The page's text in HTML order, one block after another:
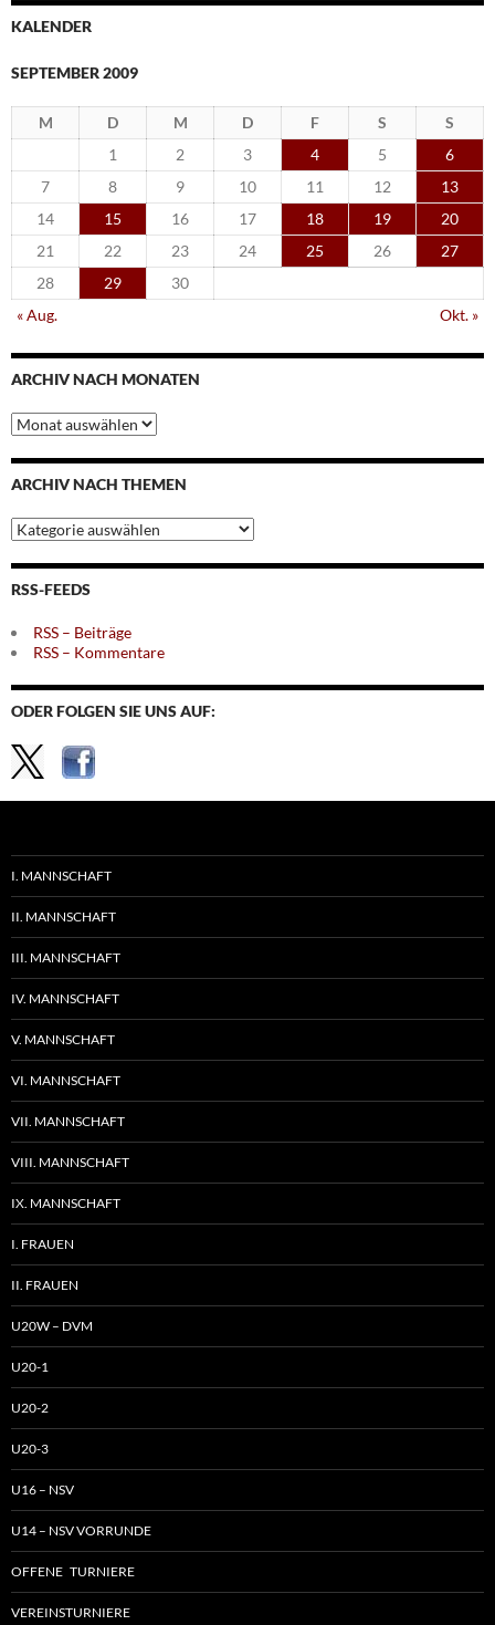
KALENDER
SEPTEMBER 2009
M D M D F S
S
1
2 3 4 5
6
7
8 9 10 11 12
13
14
15 16 17 18 19
20
21
22 23 24 25 26
27
28
29
30
« Aug.
Okt. »
ARCHIV NACH MONATEN
Archiv
nach
Monaten
ARCHIV NACH THEMEN
Archiv
nach
Themen
RSS-FEEDS
RSS – Beiträge
RSS – Kommentare
ODER FOLGEN SIE UNS AUF:
I. MANNSCHAFT
II. MANNSCHAFT
III. MANNSCHAFT
IV. MANNSCHAFT
V. MANNSCHAFT
VI. MANNSCHAFT
VII. MANNSCHAFT
VIII. MANNSCHAFT
IX. MANNSCHAFT
I. FRAUEN
II. FRAUEN
U20W – DVM
U20-1
U20-2
U20-3
U16 – NSV
U14 – NSV VORRUNDE
OFFENE TURNIERE
VEREINSTURNIERE